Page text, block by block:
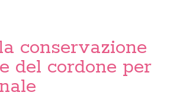
conservazione
del cordone per